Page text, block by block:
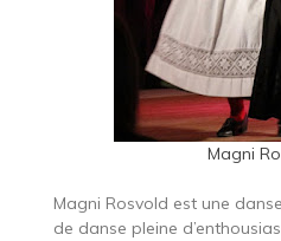
Magni
Magni Rosvold est une
de danse pleine